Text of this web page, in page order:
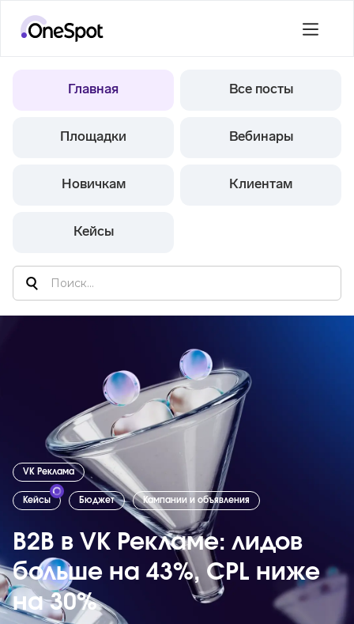
Главная Все посты
Площадки Вебинары
Новичкам Клиентам
Кейсы
VK Реклама
Кейсы Бюджет Кампании и объявления
B2B в VK Рекламе: лидов
больше на 43%, CPL ниже
на 30%